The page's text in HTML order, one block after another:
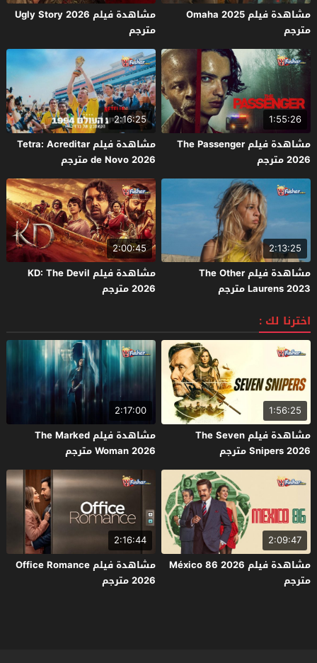
مشاهدة فيلم Omaha 2025
مترجم
مشاهدة فيلم Ugly Story 2026
مترجم
1:55:26
مشاهدة فيلم The Passenger
2026 مترجم
2:16:25
مشاهدة فيلم Tetra: Acreditar
de Novo 2026 مترجم
2:13:25
مشاهدة فيلم The Other
Laurens 2023 مترجم
2:00:45
مشاهدة فيلم KD: The Devil
2026 مترجم
اخترنا لك :
1:56:25
مشاهدة فيلم The Seven
Snipers 2026 مترجم
2:17:00
مشاهدة فيلم The Marked
Woman 2026 مترجم
2:09:47
مشاهدة فيلم México 86 2026
مترجم
2:16:44
مشاهدة فيلم Office Romance
2026 مترجم